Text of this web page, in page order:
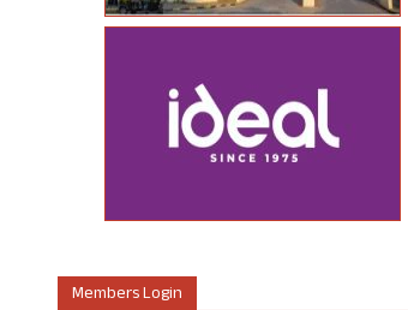
Members Login